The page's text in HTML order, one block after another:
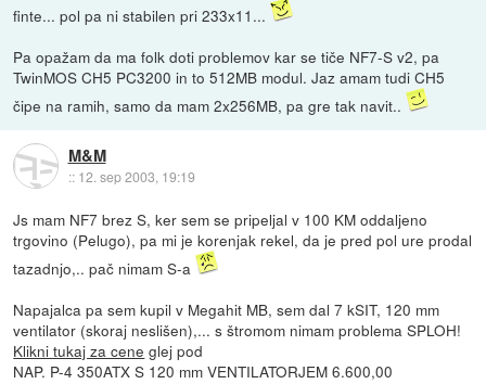
finte... pol pa ni stabilen pri 233x11...
Pa opažam da ma folk doti problemov kar se tiče NF7-S v2, pa
TwinMOS CH5 PC3200 in to 512MB modul. Jaz amam tudi CH5
čipe na ramih, samo da mam 2x256MB, pa gre tak navit..
M&M
:: 12. sep 2003, 19:19
Js mam NF7 brez S, ker sem se pripeljal v 100 KM oddaljeno
trgovino (Pelugo), pa mi je korenjak rekel, da je pred pol ure prodal
tazadnjo,.. pač nimam S-a
Napajalca pa sem kupil v Megahit MB, sem dal 7 kSIT, 120 mm
ventilator (skoraj neslišen),... s štromom nimam problema SPLOH!
Klikni tukaj za cene glej pod
NAP. P-4 350ATX S 120 mm VENTILATORJEM 6.600,00